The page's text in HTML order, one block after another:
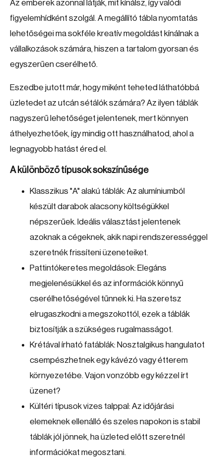
Az emberek azonnal látják, mit kínálsz, így valódi
figyelemhídként szolgál. A megállító tábla nyomtatás
lehetőségei ma sokféle kreatív megoldást kínálnak a
vállalkozások számára, hiszen a tartalom gyorsan és
egyszerűen cserélhető.
Eszedbe jutott már, hogy miként teheted láthatóbbá
üzletedet az utcán sétálók számára? Az ilyen táblák
nagyszerű lehetőséget jelentenek, mert könnyen
áthelyezhetőek, így mindig ott használhatod, ahol a
legnagyobb hatást éred el.
A különböző típusok sokszínűsége
Klasszikus "A" alakú táblák: Az alumíniumból
készült darabok alacsony költségükkel
népszerűek. Ideális választást jelentenek
azoknak a cégeknek, akik napi rendszerességgel
szeretnék frissíteni üzeneteiket.
Pattintókeretes megoldások: Elegáns
megjelenésükkel és az információk könnyű
cserélhetőségével tűnnek ki. Ha szeretsz
elrugaszkodni a megszokottól, ezek a táblák
biztosítják a szükséges rugalmasságot.
Krétával írható fatáblák: Nosztalgikus hangulatot
csempészhetnek egy kávézó vagy étterem
környezetébe. Vajon vonzóbb egy kézzel írt
üzenet?
Kültéri típusok vizes talppal: Az időjárási
elemeknek ellenálló és szeles napokon is stabil
táblák jól jönnek, ha üzleted előtt szeretnél
információkat megosztani.